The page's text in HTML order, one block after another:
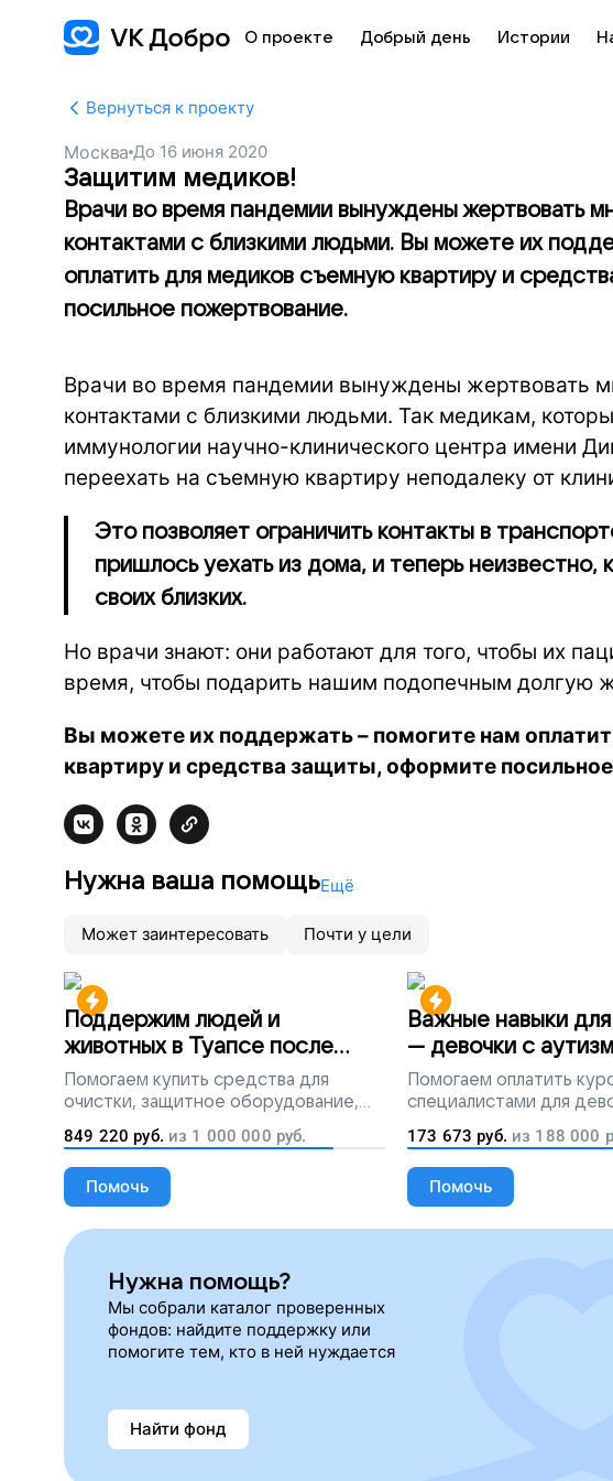
О проекте Добрый день Истории
Вернуться к проекту
Москва До 16 июня 2020
Защитим медиков!
Врачи во время пандемии вынуждены жертвовать
контактами с близкими людьми. Вы можете их
оплатить для медиков съемную квартиру и
посильное пожертвование.
Врачи во время пандемии вынуждены жертвовать
контактами с близкими людьми. Так медикам,
иммунологии научно-клинического центра имени
переехать на съемную квартиру неподалеку от
Это позволяет ограничить контакты в
пришлось уехать из дома, и теперь неизвестно,
своих близких.
Но врачи знают: они работают для того, чтобы их
время, чтобы подарить нашим подопечным долгую
Вы можете их поддержать – помогите нам
квартиру и средства защиты, оформите
Нужна ваша помощьЕщё
Может заинтересовать Почти у цели
Поддержим людей и
животных в Туапсе после
разлива мазута
Помогаем купить средства для
очистки, защитное оборудование,
лекарства, корм и предметы первой
необходимости
849 220 руб. из 1 000 000 руб.
Помочь
Важные навыки
— девочки с
Помогаем оплатить
специалистами для
173 673 руб. из 188 000
Помочь
Нужна помощь?
Мы собрали каталог проверенных
фондов: найдите поддержку или
помогите тем, кто в ней нуждается
Найти фонд